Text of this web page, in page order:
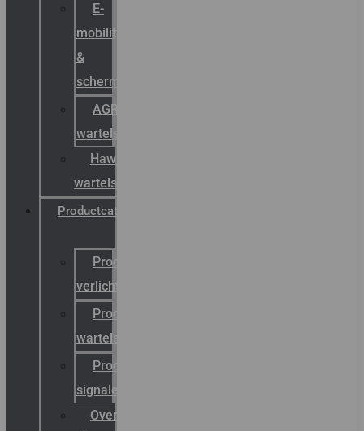
E-
mobility
&
schermstromen
AGRO
wartels
Hawke
wartels
Productcatalogus
Productcatalogus
verlichting
Productcatalogus
wartels
Productcatalogus
signalering
Overzicht